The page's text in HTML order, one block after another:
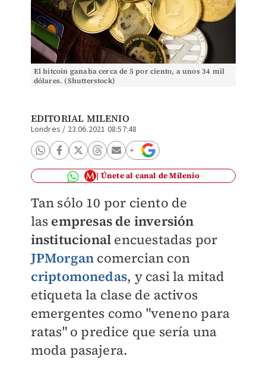
El bitcoin ganaba cerca de 5 por ciento, a unos 34 mil
dólares. (Shutterstock)
EDITORIAL MILENIO
Londres / 23.06.2021 08:57:48
Únete al canal de Milenio
Tan sólo 10 por ciento de
las empresas de inversión
institucional encuestadas por
JPMorgan comercian con
criptomonedas, y casi la mitad
etiqueta la clase de activos
emergentes como "veneno para
ratas" o predice que sería una
moda pasajera.